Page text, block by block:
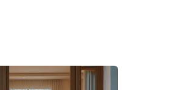
búsquedas locales
tu